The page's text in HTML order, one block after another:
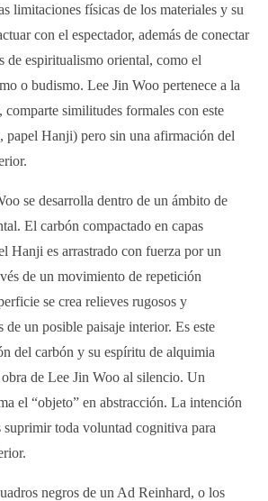
limitaciones físicas de los materiales y su
con el espectador, además de conectar
de espiritualismo oriental, como el
o budismo. Lee Jin Woo pertenece a la
comparte similitudes formales con este
papel Hanji) pero sin una afirmación del
se desarrolla dentro de un ámbito de
El carbón compactado en capas
Hanji es arrastrado con fuerza por un
de un movimiento de repetición
se crea relieves rugosos y
de un posible paisaje interior. Es este
del carbón y su espíritu de alquimia
de Lee Jin Woo al silencio. Un
el “objeto” en abstracción. La intención
suprimir toda voluntad cognitiva para
negros de un Ad Reinhard, o los